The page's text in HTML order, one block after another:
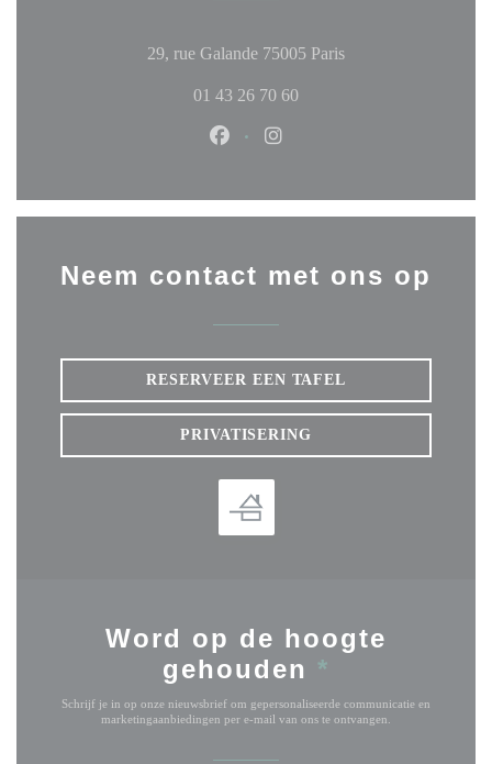
29, rue Galande 75005 Paris((opent in een nieuw
01 43 26 70 60
Facebook ((opent in een nieuw
Neem contact met ons op
RESERVEER EEN TAFEL
PRIVATISERING
Word op de hoogte
gehouden *
Schrijf je in op onze nieuwsbrief om gepersonaliseerde communicatie en
marketingaanbiedingen per e-mail van ons te ontvangen.